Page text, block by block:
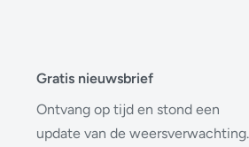
Gratis nieuwsbrief
Ontvang op tijd en stond een
update van de weersverwachting.